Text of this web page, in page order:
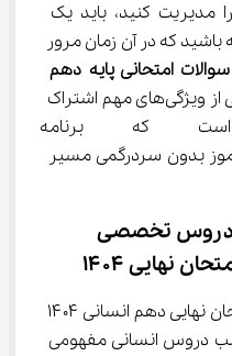
مدیریت کنید، باید یک
باشید که در آن زمان مرور
سوالات امتحانی پایه دهم
نیز لحاظ شده باشد. یکی از ویژگی‌های مهم اشتراک
برنامه
و باعث می‌شود دانش‌آموز بدون سردرگمی مسیر
دروس تخصصی
نهایی ۱۴۰۴
برمی‌گردد. اغلب دروس انسانی مفهومی